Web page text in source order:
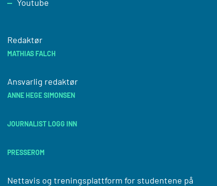
Youtube
Redaktør
MATHIAS FALCH
Ansvarlig redaktør
ANNE HEGE SIMONSEN
JOURNALIST LOGG INN
PRESSEROM
Nettavis og treningsplattform for studentene på